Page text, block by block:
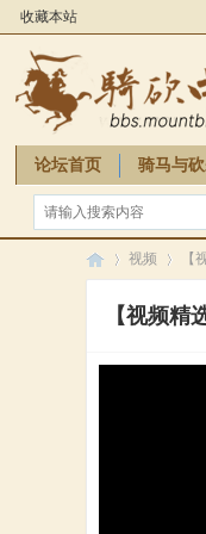
收藏本站
论坛首页 骑马与
骑砍周边
骑 »
视频
»
【
【视频